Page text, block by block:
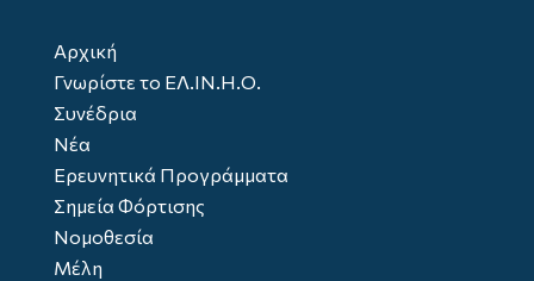
Αρχική
Γνωρίστε το ΕΛ.ΙΝ.Η.Ο.
Συνέδρια
Νέα
Ερευνητικά Προγράμματα
Σημεία Φόρτισης
Νομοθεσία
Μέλη